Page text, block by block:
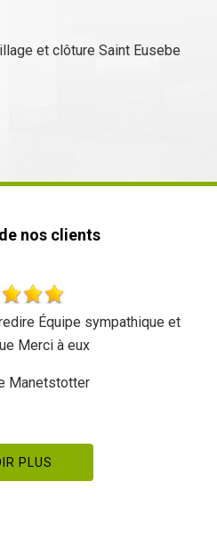
et clôture Saint Eusebe
nos clients
Équipe sympathique et
Merci à eux
Manetstotter
PLUS